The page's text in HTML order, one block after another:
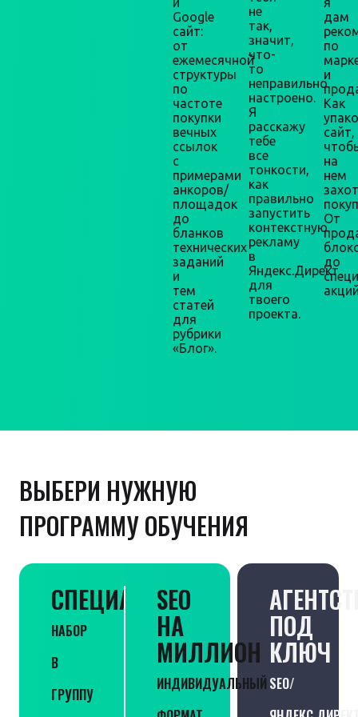
Google
сайт:
от
ежемесячной
структуры
по
частоте
покупки
вечных
ссылок
с
примерами
анкоров/
площадок
до
бланков
технических
заданий
и
тем
статей
для
рубрики
«Блог».
не
так,
значит,
что-
то
неправильно
настроено.
Я
расскажу
тебе
все
тонкости,
как
правильно
запустить
контекстную
рекламу
в
Яндекс.Директ
для
твоего
проекта.
дам
по
и
Как
сайт,
на
нем
От
до
ВЫБЕРИ НУЖНУЮ
ПРОГРАММУ ОБУЧЕНИЯ
СПЕЦИАЛИСТ
НАБОР
В
ГРУППУ
SEO
НА
МИЛЛИОН
ИНДИВИДУАЛЬНЫЙ
ПОД
КЛЮЧ
SEO/